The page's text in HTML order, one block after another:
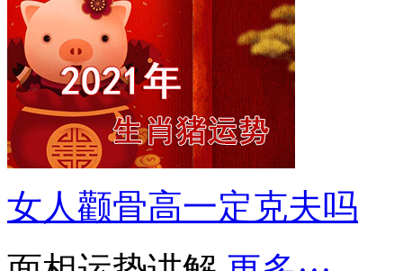
女人颧骨高一定克夫吗